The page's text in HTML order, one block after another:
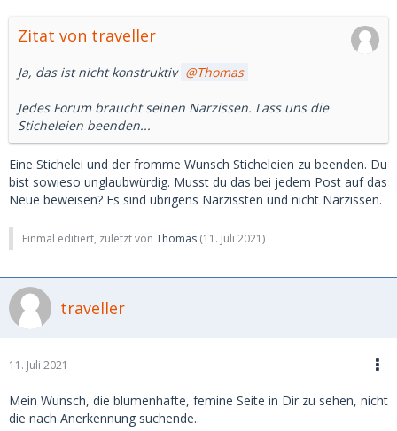
Zitat von traveller
Ja, das ist nicht konstruktiv Thomas
Jedes Forum braucht seinen Narzissen. Lass uns die
Sticheleien beenden...
Eine Stichelei und der fromme Wunsch Sticheleien zu beenden. Du
bist sowieso unglaubwürdig. Musst du das bei jedem Post auf das
Neue beweisen? Es sind übrigens Narzissten und nicht Narzissen.
Einmal editiert, zuletzt von Thomas (11. Juli 2021)
traveller
11. Juli 2021
Mein Wunsch, die blumenhafte, femine Seite in Dir zu sehen, nicht
die nach Anerkennung suchende..